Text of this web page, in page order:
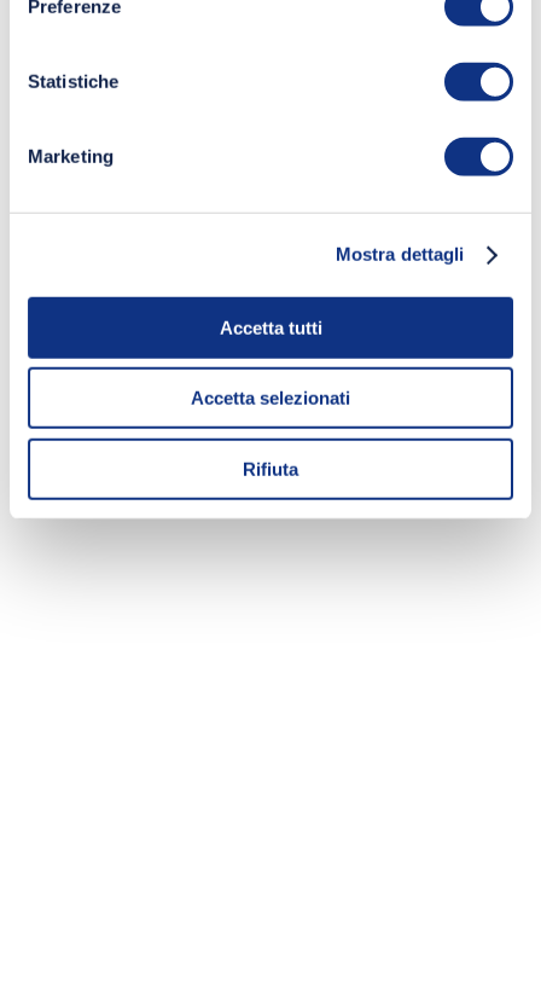
Preferenze
Statistiche
Marketing
Mostra dettagli
Accetta tutti
Accetta selezionati
Rifiuta